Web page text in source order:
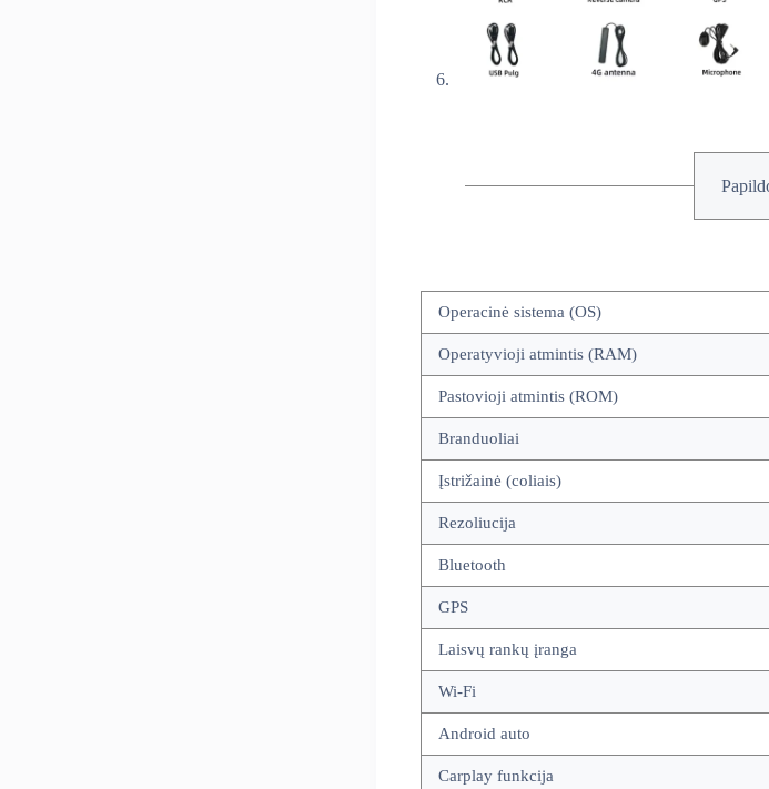
Operacinė sistema (OS)
Operatyvioji atmintis (RAM)
Pastovioji atmintis (ROM)
Branduoliai
Įstrižainė (coliais)
Rezoliucija
Bluetooth
GPS
Laisvų rankų įranga
Wi-Fi
Android auto
Carplay funkcija